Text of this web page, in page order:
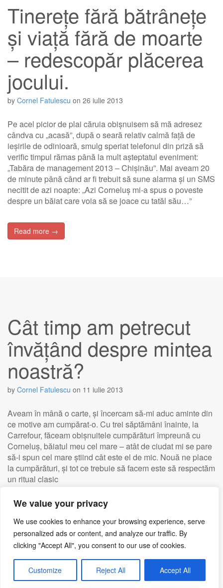
We value your privacy
We use cookies to enhance your browsing experience, serve
personalized ads or content, and analyze our traffic. By
clicking "Accept All", you consent to our use of cookies.
Customize Reject All Accept All
Tinereţe fără bătrâneţe
şi viaţă fără de moarte
– redescopăr plăcerea
jocului.
by Cornel Fatulescu on 26 iulie 2013
Pe acel picior de plai căruia obișnuisem să mă adresez
cândva cu „acasă”, după o seară relativ calmă față de
ieșirile de odinioară, smulg speriat telefonul din priză să
verific timpul rămas până la mult așteptatul eveniment:
„Tabăra de management 2013 – Chișinău”. Mai aveam 20
de minute până când ar fi trebuit să sune alarma și un SMS
necitit de azi noapte: „Azi Corneluș mi-a spus o poveste
despre un băiat care voia să se joace cu tatăl său…”
Read more →
Cât timp am petrecut
învățând despre mintea
noastră?
by Cornel Fatulescu on 11 iulie 2013
Aveam în mână o carte, și încercam să-mi aduc aminte din
ce motive am cumpărat-o. Cu trei săptămâni înainte, la
Carrefour, făceam obișnuitele cumpărături împreună cu
Corneluș, băiatul meu cel mare – atât de ciudat mi se pare
să-i spun cel mare știind cât este el de mic. Nouă ne place
la cumpărături, și tot ce trebuie să facem este să respectăm
un ritual clasic
Read more →